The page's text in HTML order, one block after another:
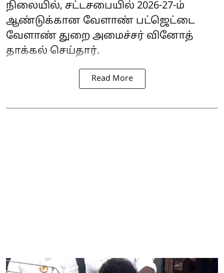
நிலையில், சட்டசபையில் 2026-27-ம்
ஆண்டுக்கான வேளாண் பட்ஜெட்டை
வேளாண் துறை அமைச்சர் வினோத்
தாக்கல் செய்தார்.
Read More